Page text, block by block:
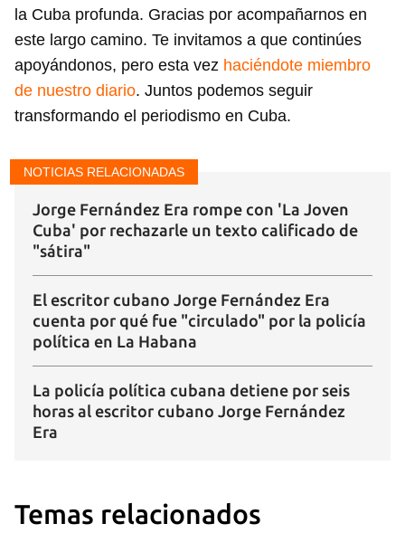
la Cuba profunda. Gracias por acompañarnos en
este largo camino. Te invitamos a que continúes
apoyándonos, pero esta vez haciéndote miembro
de nuestro diario. Juntos podemos seguir
transformando el periodismo en Cuba.
NOTICIAS RELACIONADAS
Jorge Fernández Era rompe con 'La Joven
Cuba' por rechazarle un texto calificado de
"sátira"
El escritor cubano Jorge Fernández Era
cuenta por qué fue "circulado" por la policía
política en La Habana
La policía política cubana detiene por seis
horas al escritor cubano Jorge Fernández
Era
Temas relacionados